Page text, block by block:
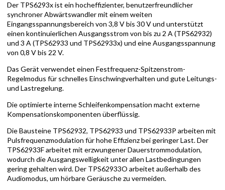
Der TPS6293x ist ein hocheffizienter, benutzerfreundlicher
synchroner Abwärtswandler mit einem weiten
Eingangsspannungsbereich von 3,8 V bis 30 V und unterstützt
einen kontinuierlichen Ausgangsstrom von bis zu 2 A (TPS62932)
und 3 A (TPS62933 und TPS62933x) und eine Ausgangsspannung
von 0,8 V bis 22 V.
Das Gerät verwendet einen Festfrequenz-Spitzenstrom-
Regelmodus für schnelles Einschwingverhalten und gute Leitungs-
und Lastregelung.
Die optimierte interne Schleifenkompensation macht externe
Kompensationskomponenten überflüssig.
Die Bausteine TPS62932, TPS62933 und TPS62933P arbeiten mit
Pulsfrequenzmodulation für hohe Effizienz bei geringer Last. Der
TPS62933F arbeitet mit erzwungener Dauerstrommodulation,
wodurch die Ausgangswelligkeit unter allen Lastbedingungen
gering gehalten wird. Der TPS62933O arbeitet außerhalb des
Audiomodus, um hörbare Geräusche zu vermeiden.